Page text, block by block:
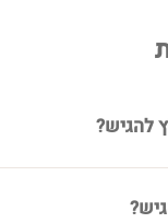
להגיש?